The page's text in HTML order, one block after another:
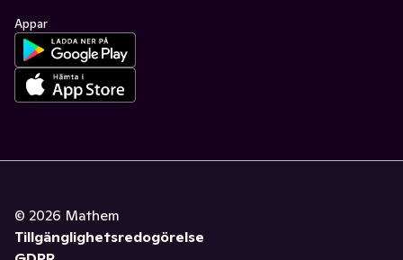
Appar
© 2026 Mathem
Tillgänglighetsredogörelse